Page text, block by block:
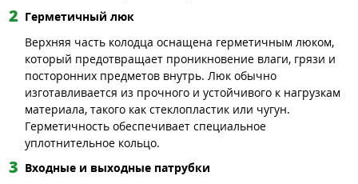
Герметичный люк
Верхняя часть колодца оснащена герметичным люком,
который предотвращает проникновение влаги, грязи и
посторонних предметов внутрь. Люк обычно
изготавливается из прочного и устойчивого к нагрузкам
материала, такого как стеклопластик или чугун.
Герметичность обеспечивает специальное
уплотнительное кольцо.
Входные и выходные патрубки